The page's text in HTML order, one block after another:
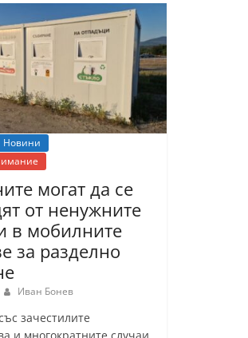
Новини
могат да се
от ненужните
в мобилните
за разделно
Иван Бонев
зачестилите